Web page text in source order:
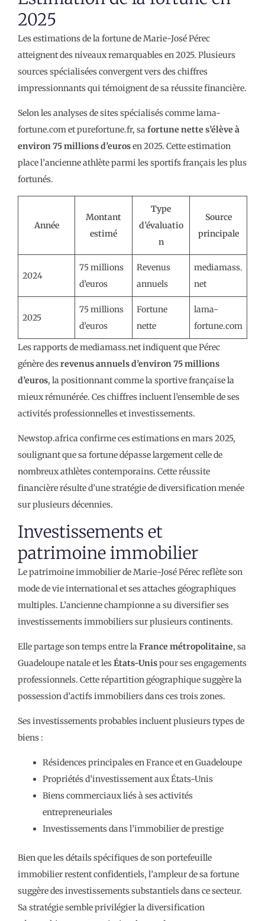
2025
Les estimations de la fortune de Marie-José Pérec
atteignent des niveaux remarquables en 2025. Plusieurs
sources spécialisées convergent vers des chiffres
impressionnants qui témoignent de sa réussite financière.
Selon les analyses de sites spécialisés comme lama-
fortune.com et purefortune.fr, sa fortune nette s’élève à
environ 75 millions d’eurosen 2025. Cette estimation
place l’ancienne athlète parmi les sportifs français les plus
fortunés.
Année
Montant
estimé
Type
d’évaluatio
n
Source
principale
2024
75 millions
d’euros
Revenus
annuels
mediamass.
net
2025
75 millions
d’euros
Fortune
nette
lama-
fortune.com
Les rapports de mediamass.net indiquent que Pérec
génère desrevenus annuels d’environ 75 millions
d’euros, la positionnant comme la sportive française la
mieux rémunérée. Ces chiffres incluent l’ensemble de ses
activités professionnelles et investissements.
Newstop.africa confirme ces estimations en mars 2025,
soulignant que sa fortune dépasse largement celle de
nombreux athlètes contemporains. Cette réussite
financière résulte d’une stratégie de diversification menée
sur plusieurs décennies.
Investissements et
patrimoine immobilier
Le patrimoine immobilier de Marie-José Pérec reflète son
mode de vie international et ses attaches géographiques
multiples. L’ancienne championne a su diversifier ses
investissements immobiliers sur plusieurs continents.
Elle partage son temps entre la France métropolitaine, sa
Guadeloupe natale et lesÉtats-Unispour ses engagements
professionnels. Cette répartition géographique suggère la
possession d’actifs immobiliers dans ces trois zones.
Ses investissements probables incluent plusieurs types de
biens :
Résidences principales en France et en Guadeloupe
Propriétés d’investissement aux États-Unis
Biens commerciaux liés à ses activités
entrepreneuriales
Investissements dans l’immobilier de prestige
Bien que les détails spécifiques de son portefeuille
immobilier restent confidentiels, l’ampleur de sa fortune
suggère des investissements substantiels dans ce secteur.
Sa stratégie semble privilégier la diversification